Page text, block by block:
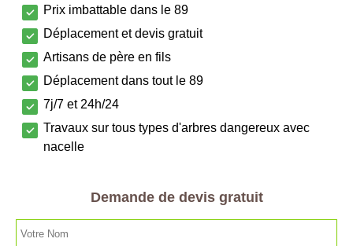
Prix imbattable dans le 89
Déplacement et devis gratuit
Artisans de père en fils
Déplacement dans tout le 89
7j/7 et 24h/24
Travaux sur tous types d'arbres dangereux avec
nacelle
Demande de devis gratuit